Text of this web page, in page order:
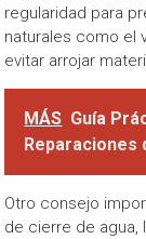
regularidad para
naturales como el
evitar arrojar
MÁS Guía
Reparaciones
Otro consejo
de cierre de agua,